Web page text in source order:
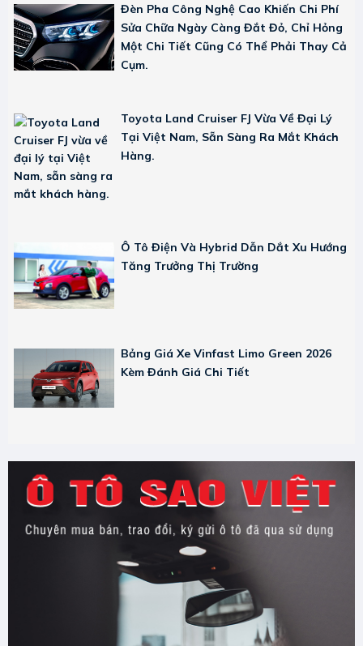
Đèn Pha Công Nghệ Cao Khiến Chi Phí
Sửa Chữa Ngày Càng Đắt Đỏ, Chỉ Hỏng
Một Chi Tiết Cũng Có Thể Phải Thay Cả
Cụm.
Toyota Land Cruiser FJ Vừa Về Đại Lý
Tại Việt Nam, Sẵn Sàng Ra Mắt Khách
Hàng.
Ô Tô Điện Và Hybrid Dẫn Dắt Xu Hướng
Tăng Trưởng Thị Trường
Bảng Giá Xe Vinfast Limo Green 2026
Kèm Đánh Giá Chi Tiết